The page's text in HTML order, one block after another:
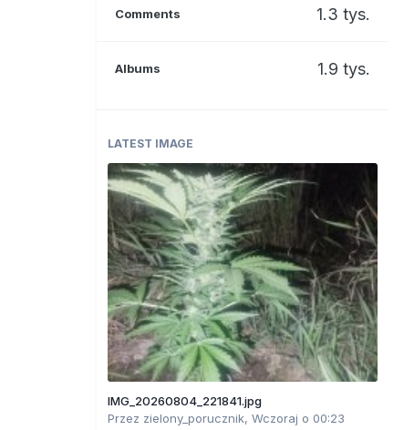
Comments 1.3 tys.
Albums 1.9 tys.
LATEST IMAGE
IMG_20260804_221841.jpg
Przez zielony_porucznik, Wczoraj o 00:23